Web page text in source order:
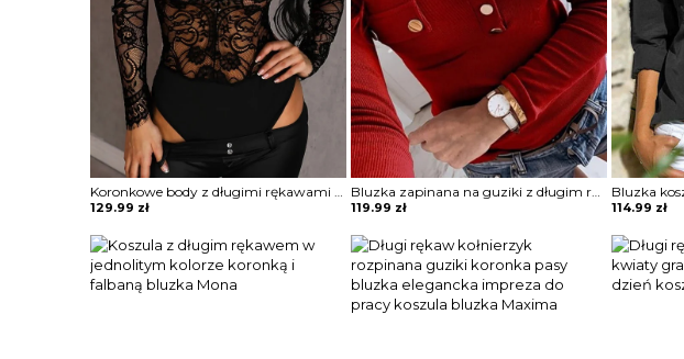
Koronkowe body z długimi rękawami Shasta
129.99 zł
Bluzka zapinana na guziki z długim rękawem Dimitrijka
119.99 zł 114.99 zł